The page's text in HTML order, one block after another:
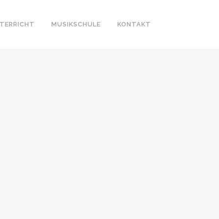
MUSIKSCHULE KONTAKT